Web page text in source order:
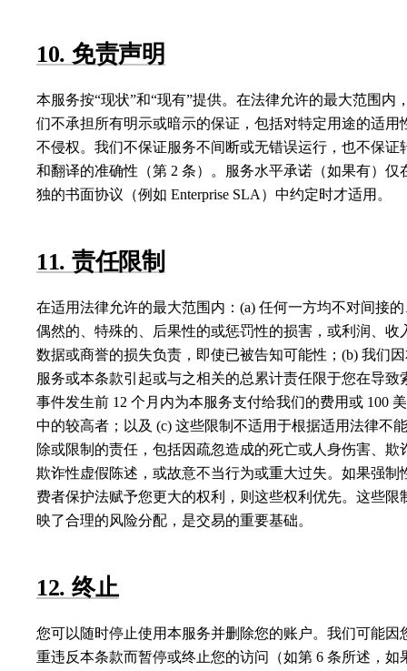
10. 免责声明
本服务按“现状”和“现有”提供。在法律允许的最大范围内
们不承担所有明示或暗示的保证，包括对特定用途的适用
不侵权。我们不保证服务不间断或无错误运行，也不保证
和翻译的准确性（第 2 条）。服务水平承诺（如果有）仅
独的书面协议（例如 Enterprise SLA）中约定时才适用。
11. 责任限制
在适用法律允许的最大范围内：(a) 任何一方均不对间接的
偶然的、特殊的、后果性的或惩罚性的损害，或利润、收
数据或商誉的损失负责，即使已被告知可能性；(b) 我们
服务或本条款引起或与之相关的总累计责任限于您在导致
事件发生前 12 个月内为本服务支付给我们的费用或 100
中的较高者；以及 (c) 这些限制不适用于根据适用法律不
除或限制的责任，包括因疏忽造成的死亡或人身伤害、欺
欺诈性虚假陈述，或故意不当行为或重大过失。如果强制
费者保护法赋予您更大的权利，则这些权利优先。这些限
映了合理的风险分配，是交易的重要基础。
12. 终止
您可以随时停止使用本服务并删除您的账户。我们可能因
重违反本条款而暂停或终止您的访问（如第 6 条所述，如